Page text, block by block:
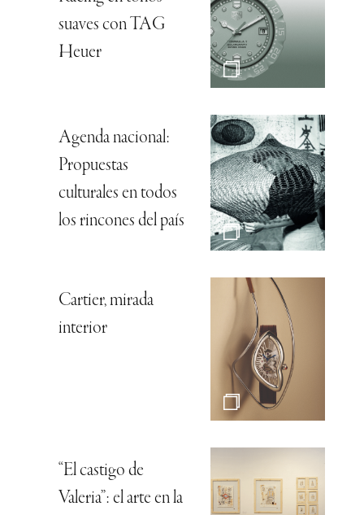
suaves con TAG
Heuer
Agenda nacional:
Propuestas
culturales en todos
los rincones del país
Cartier, mirada
interior
“El castigo de
Valeria”: el arte en la